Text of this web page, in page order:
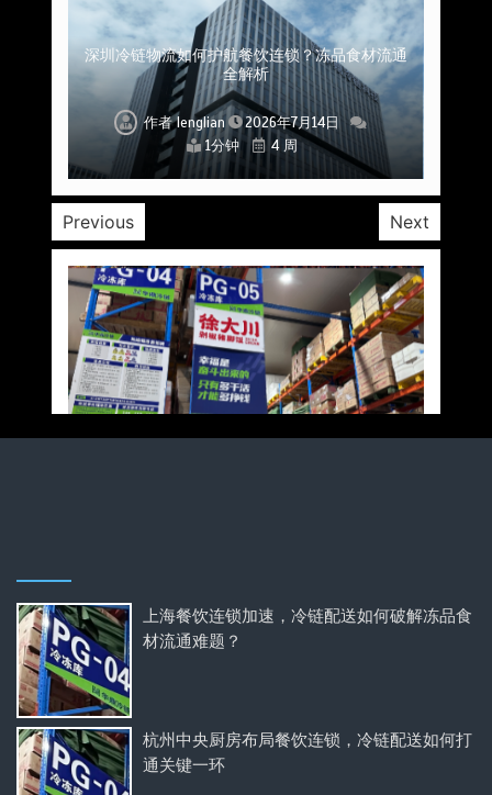
上海餐饮连锁加速，冷链配送如何破解冻品食材
流通难题？
作者lenglian
2026年7月14日
1分钟
4 周
杭州中央厨房布局餐饮连锁，冷链配送如何打通
关键一环
作者lenglian
2026年7月14日
1分钟
4 周
北京餐饮企业如何选择冷链公司？
作者lenglian
2026年7月14日
1分钟
4 周
深圳冷链物流如何护航餐饮连锁？冻品食材流通
全解析
作者lenglian
2026年7月14日
1分钟
4 周
北京餐饮仓配一体化的核心价值与落地实践解析
作者lenglian
2026年7月14日
1分钟
4 周
武汉冻品配送三要素：控温、时效、低成本如何
兼得？
作者lenglian
2026年7月14日
1分钟
4 周
重庆冷链布局解冻食材运输密码，餐饮连锁如何
稳控品质？
作者lenglian
2026年7月14日
1分钟
4 周
Previous Next
上海餐饮连锁加速，冷链配送如何破解冻品食
材流通难题？
杭州中央厨房布局餐饮连锁，冷链配送如何打
通关键一环